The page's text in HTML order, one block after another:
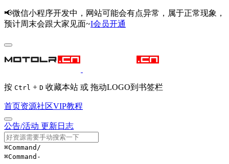
📢微信小程序开发中，网站可能会有点异常，属于正常现象，
预计周末会跟大家见面~I会员开通
按 Ctrl + D 收藏本站 或 拖动LOGO到书签栏
首页资源社区VIP教程
公告/活动 更新日志
⌘Command /
⌘Command -